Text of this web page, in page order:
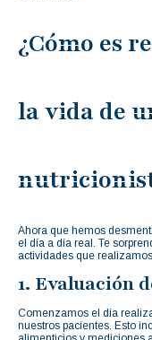
¿Cómo es
la vida de
Ahora que hemos
el día a día real. Te
actividades que
1. Evaluación
Comenzamos el día
nuestros pacientes. Esto